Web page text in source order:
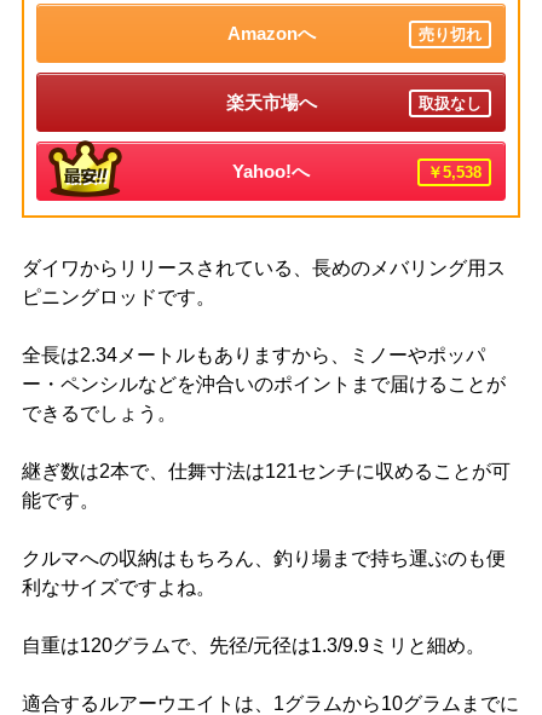
Amazonへ 売り切れ
楽天市場へ 取扱なし
Yahoo!へ ￥5,538
ダイワからリリースされている、長めのメバリング用ス
ピニングロッドです。
全長は2.34メートルもありますから、ミノーやポッパ
ー・ペンシルなどを沖合いのポイントまで届けることが
できるでしょう。
継ぎ数は2本で、仕舞寸法は121センチに収めることが可
能です。
クルマへの収納はもちろん、釣り場まで持ち運ぶのも便
利なサイズですよね。
自重は120グラムで、先径/元径は1.3/9.9ミリと細め。
適合するルアーウエイトは、1グラムから10グラムまでに